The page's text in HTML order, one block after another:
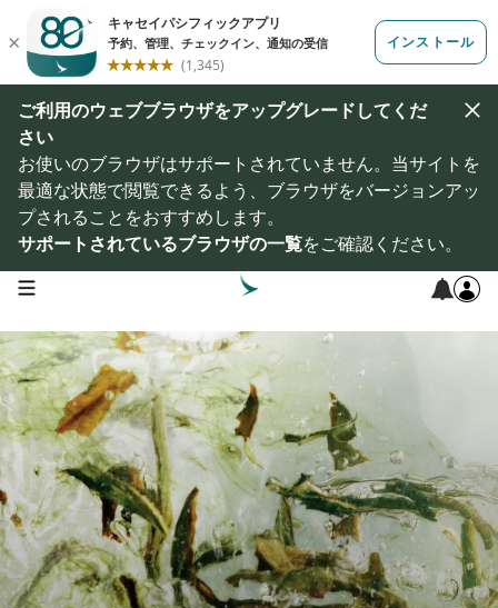
ご利用のウェブブラウザをアップグレードしてくだ
さい
お使いのブラウザはサポートされていません。当サイトを
最適な状態で閲覧できるよう、ブラウザをバージョンアッ
プされることをおすすめします。
サポートされているブラウザの一覧をご確認ください。
open navigation menu